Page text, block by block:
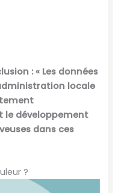
: « Les données
locale
le développement
dans ces
?